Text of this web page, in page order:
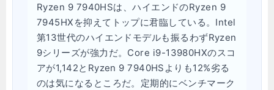
Ryzen 9 7940HSは、ハイエンドのRyzen 9
7945HXを抑えてトップに君臨している。Intel
第13世代のハイエンドモデルも振るわずRyzen
9シリーズが強力だ。Core i9-13980HXのスコ
アが1,142とRyzen 9 7940HSよりも12%劣る
のは気になるところだ。定期的にベンチマーク